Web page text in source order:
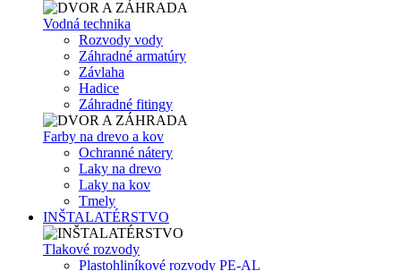
Vodná technika
Rozvody vody
Záhradné armatúry
Závlaha
Hadice
Záhradné fitingy
Farby na drevo a kov
Ochranné nátery
Laky na drevo
Laky na kov
Tmely
INŠTALATÉRSTVO
Tlakové rozvody
Plastohliníkové rozvody PE-AL